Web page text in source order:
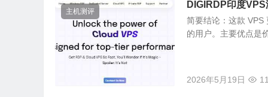
主机测评
DIGIRDP印度
简要结论：这款 VPS
的用户。主要优点是
2026年5月19日